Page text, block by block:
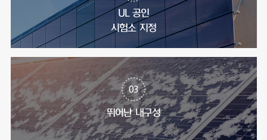
UL 공인
시험소 지정
03
뛰어난 내구성